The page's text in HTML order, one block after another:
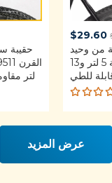
Original
price
was:
$32.19.
$29.60
price
$29.60.
من وحيد
القرن RK19511 سعة 5 لتر و13
للطي
Rated
4.92
حقيبة
لتر
عرض المزيد